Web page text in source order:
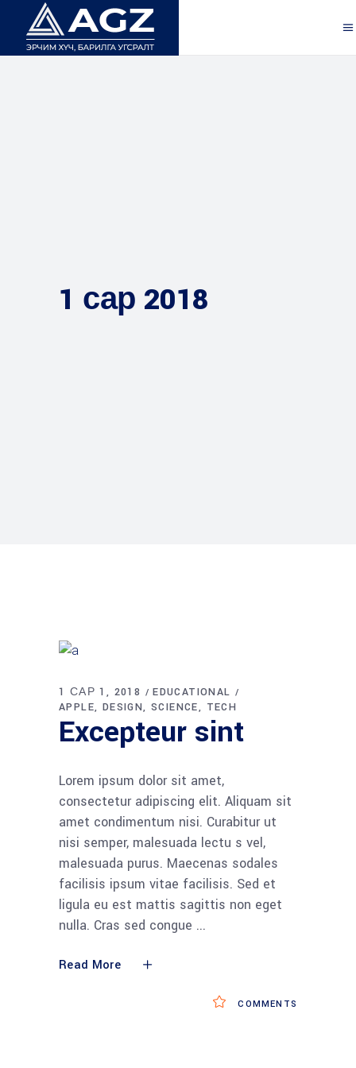
1 сар 2018
1 САР 1, 2018
EDUCATIONAL
APPLE
DESIGN SCIENCE TECH
Excepteur sint
Lorem ipsum dolor sit amet,
consectetur adipiscing elit. Aliquam sit
amet condimentum nisi. Curabitur ut
nisi semper, malesuada lectu s vel,
malesuada purus. Maecenas sodales
facilisis ipsum vitae facilisis. Sed et
ligula eu est mattis sagittis non eget
nulla. Cras sed congue
Read More
COMMENTS